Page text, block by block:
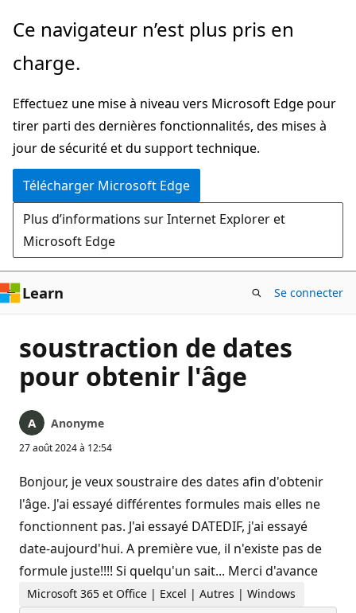
Passer
directement
au
principal
Ce navigateur n’est plus pris en
charge.
Effectuez une mise à niveau vers Microsoft Edge pour
tirer parti des dernières fonctionnalités, des mises à
jour de sécurité et du support technique.
Télécharger Microsoft Edge
Plus d’informations sur Internet Explorer et
Microsoft Edge
Learn Se connecter
soustraction de dates
pour obtenir l'âge
Anonyme
27 août 2024 à 12:54
Bonjour, je veux soustraire des dates afin d'obtenir
l'âge. J'ai essayé différentes formules mais elles ne
fonctionnent pas. J'ai essayé DATEDIF, j'ai essayé
date-aujourd'hui. A première vue, il n'existe pas de
formule juste!!!! Si quelqu'un sait... Merci d'avance
Microsoft 365 et Office | Excel | Autres | Windows